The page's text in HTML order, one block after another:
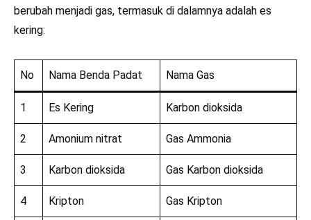
berubah menjadi gas, termasuk di dalamnya adalah es
kering:
No Nama Benda Padat Nama Gas
1 Es Kering Karbon dioksida
2 Amonium nitrat Gas Ammonia
3 Karbon dioksida Gas Karbon dioksida
4 Kripton Gas Kripton